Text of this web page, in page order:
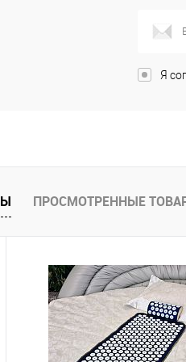
Я
ПРОСМОТРЕННЫЕ